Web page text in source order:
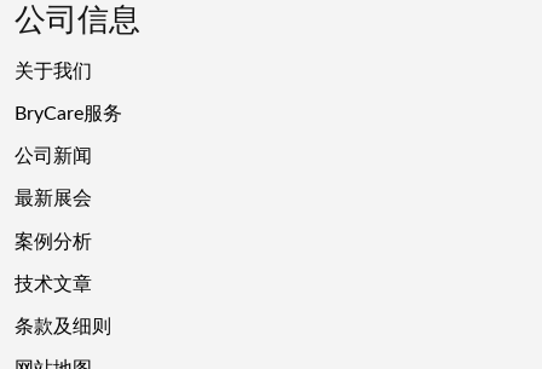
公司信息
关于我们
BryCare服务
公司新闻
最新展会
案例分析
技术文章
条款及细则